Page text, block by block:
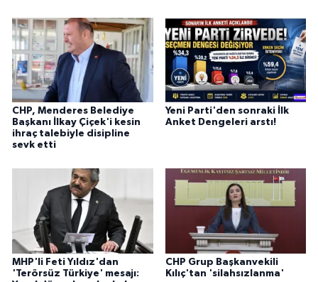
CHP, Menderes Belediye
Başkanı İlkay Çiçek'i kesin
ihraç talebiyle disipline
sevk etti
Yeni Parti'den sonraki İlk
Anket Dengeleri arstı!
MHP'li Feti Yıldız'dan
'Terörsüz Türkiye' mesajı:
CHP Grup Başkanvekili
Kılıç'tan 'silahsızlanma'